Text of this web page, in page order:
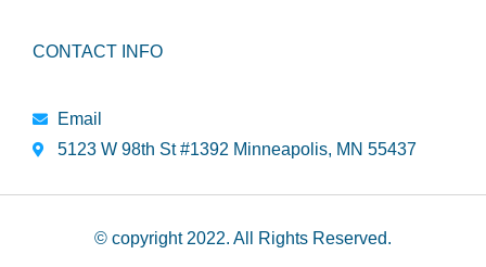
CONTACT INFO
Email
5123 W 98th St #1392 Minneapolis, MN 55437
© copyright 2022. All Rights Reserved.